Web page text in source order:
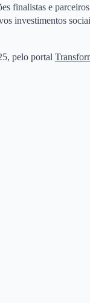
finalistas e
investimentos
pelo portal